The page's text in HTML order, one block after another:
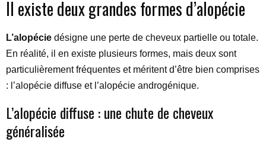
Il existe deux grandes formes d’alopécie
L’alopécie désigne une perte de cheveux partielle ou totale.
En réalité, il en existe plusieurs formes, mais deux sont
particulièrement fréquentes et méritent d’être bien comprises
: l’alopécie diffuse et l’alopécie androgénique.
L’alopécie diffuse : une chute de cheveux
généralisée